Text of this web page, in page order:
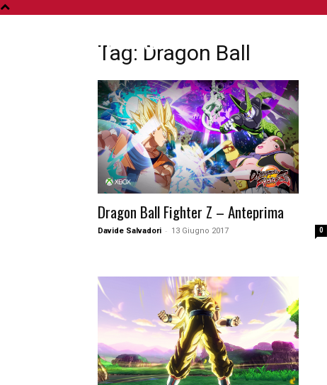
Tag: Dragon Ball
Dragon Ball Fighter Z – Anteprima
Davide Salvadori - 13 Giugno 2017 0